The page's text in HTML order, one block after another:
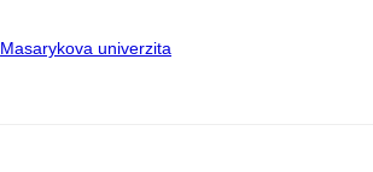
Masarykova univerzita